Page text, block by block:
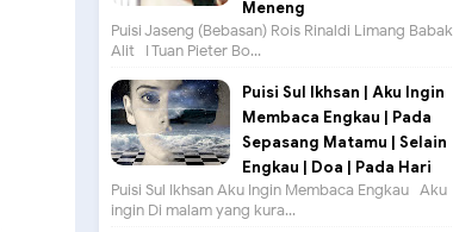
Meneng
Puisi Jaseng (Bebasan) Rois Rinaldi Limang Babak
Alit I Tuan Pieter Bo...
Puisi Sul Ikhsan | Aku Ingin
Membaca Engkau | Pada
Sepasang Matamu | Selain
Engkau | Doa | Pada Hari
Puisi Sul Ikhsan Aku Ingin Membaca Engkau Aku
ingin Di malam yang kura...